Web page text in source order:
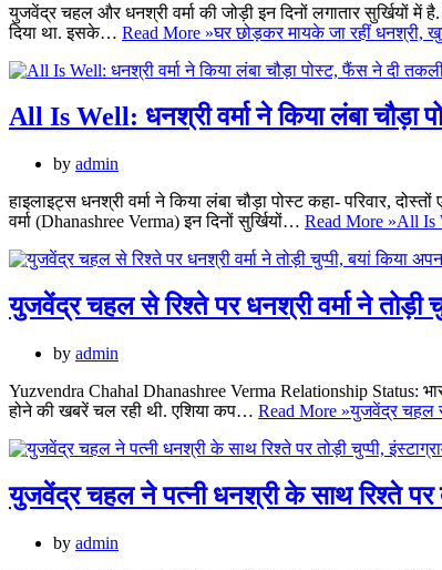
युजवेंद्र चहल और धनश्री वर्मा की जोड़ी इन दिनों लगातार सुर्खियों
दिया था. इसके… Read More »घर छोड़कर मायके जा रहीं
All Is Well: धनश्री वर्मा ने किया लंबा
by admin
हाइलाइट्स धनश्री वर्मा ने किया लंबा चौड़ा पोस्ट कहा- परिवार,
वर्मा (Dhanashree Verma) इन दिनों सुर्खियों… Read More »All Is
युजवेंद्र चहल से रिश्ते पर धनश्री वर्मा ने तोड़ी
by admin
Yuzvendra Chahal Dhanashree Verma Relationship Status:
होने की खबरें चल रही थी. एशिया कप… Read More »युजवेंद्र चहल से
युजवेंद्र चहल ने पत्नी धनश्री के साथ रिश्ते पर
by admin